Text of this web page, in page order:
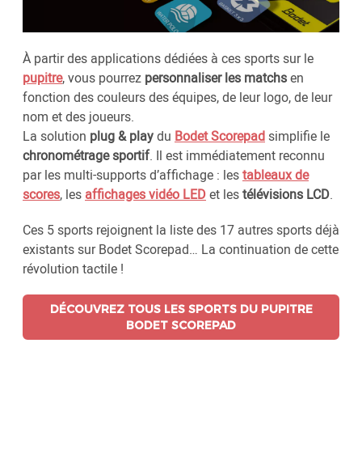
À partir des applications dédiées à ces sports sur le
pupitre, vous pourrez personnaliser les matchsen
fonction des couleurs des équipes, de leur logo, de leur
nom et des joueurs.
La solution plug & playdu Bodet Scorepadsimplifie le
chronométrage sportif. Il est immédiatement reconnu
par les multi-supports d’affichage : lestableaux de
scores, les affichages vidéo LEDet lestélévisions LCD.
Ces 5 sports rejoignent la liste des 17 autres sports déjà
existants sur Bodet Scorepad… La continuation de cette
révolution tactile !
DÉCOUVREZ TOUS LES SPORTS DU PUPITRE
BODET SCOREPAD